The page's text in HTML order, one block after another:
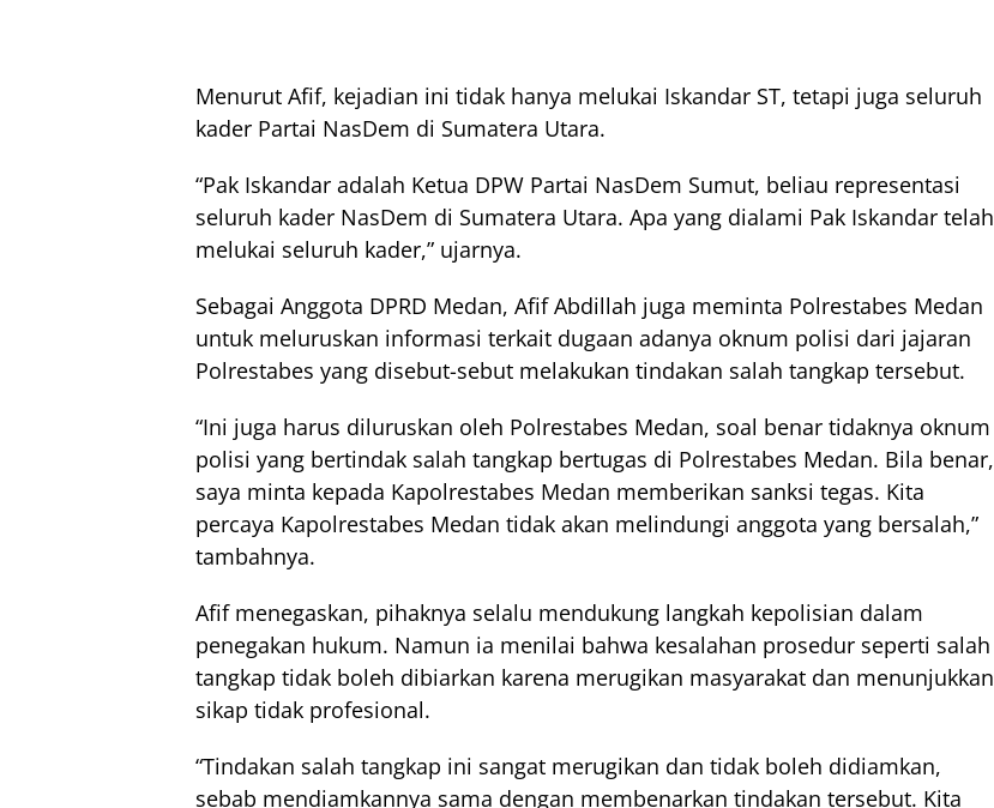
Menurut Afif, kejadian ini tidak hanya melukai Iskandar ST, tetapi juga seluruh
kader Partai NasDem di Sumatera Utara.
“Pak Iskandar adalah Ketua DPW Partai NasDem Sumut, beliau representasi
seluruh kader NasDem di Sumatera Utara. Apa yang dialami Pak Iskandar telah
melukai seluruh kader,” ujarnya.
Sebagai Anggota DPRD Medan, Afif Abdillah juga meminta Polrestabes Medan
untuk meluruskan informasi terkait dugaan adanya oknum polisi dari jajaran
Polrestabes yang disebut-sebut melakukan tindakan salah tangkap tersebut.
“Ini juga harus diluruskan oleh Polrestabes Medan, soal benar tidaknya oknum
polisi yang bertindak salah tangkap bertugas di Polrestabes Medan. Bila benar,
saya minta kepada Kapolrestabes Medan memberikan sanksi tegas. Kita
percaya Kapolrestabes Medan tidak akan melindungi anggota yang bersalah,”
tambahnya.
Afif menegaskan, pihaknya selalu mendukung langkah kepolisian dalam
penegakan hukum. Namun ia menilai bahwa kesalahan prosedur seperti salah
tangkap tidak boleh dibiarkan karena merugikan masyarakat dan menunjukkan
sikap tidak profesional.
“Tindakan salah tangkap ini sangat merugikan dan tidak boleh didiamkan,
sebab mendiamkannya sama dengan membenarkan tindakan tersebut. Kita